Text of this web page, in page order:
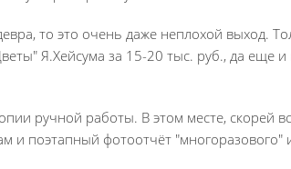
то это очень даже неплохой выход.
Я.Хейсума за 15-20 тыс. руб., да еще и
ручной работы. В этом месте, скорей
и поэтапный фотоотчёт "многоразового"